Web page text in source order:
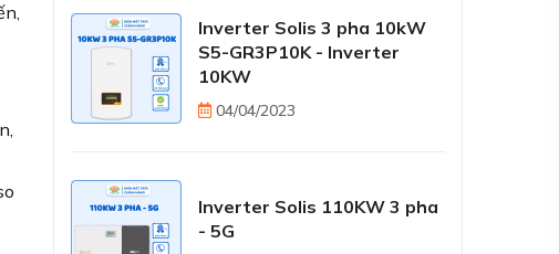
Inverter Solis 3 pha 10kW
S5-GR3P10K - Inverter
10KW
04/04/2023
Inverter Solis 110KW 3 pha
- 5G